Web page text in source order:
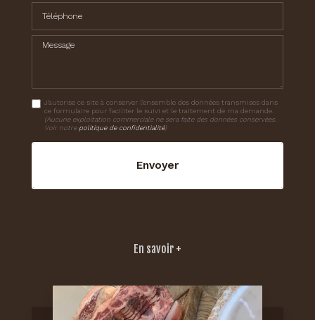
Message
J'autorise ce site à conserver l'ensemble des données transmises dans
ce formulaire pour faciliter le suivi et le traitement de ma demande.
(Aucune exploitation commerciale ne sera faite des données conservées.
Voir notre politique de confidentialité)
En savoir +